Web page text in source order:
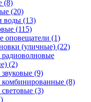
(8)
(20)
воды (13)
(115)
оповещатели (1)
(уличные) (22)
(2)
(9)
(8)
(3)